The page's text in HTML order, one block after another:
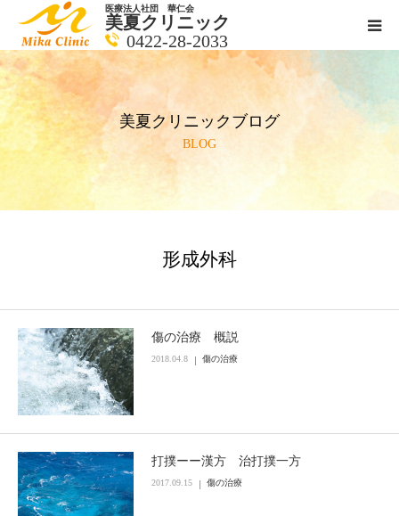
医療法人社団 華仁会
美夏クリニック
0422-28-2033
美夏クリニックブログ
BLOG
形成外科
傷の治療 概説
2018.04.8 傷の治療
打撲ーー漢方 治打撲一方
2017.09.15 傷の治療
医師紹介
診療科目
クリニックの紹介
ブログ一覧ページ
料金一覧 new